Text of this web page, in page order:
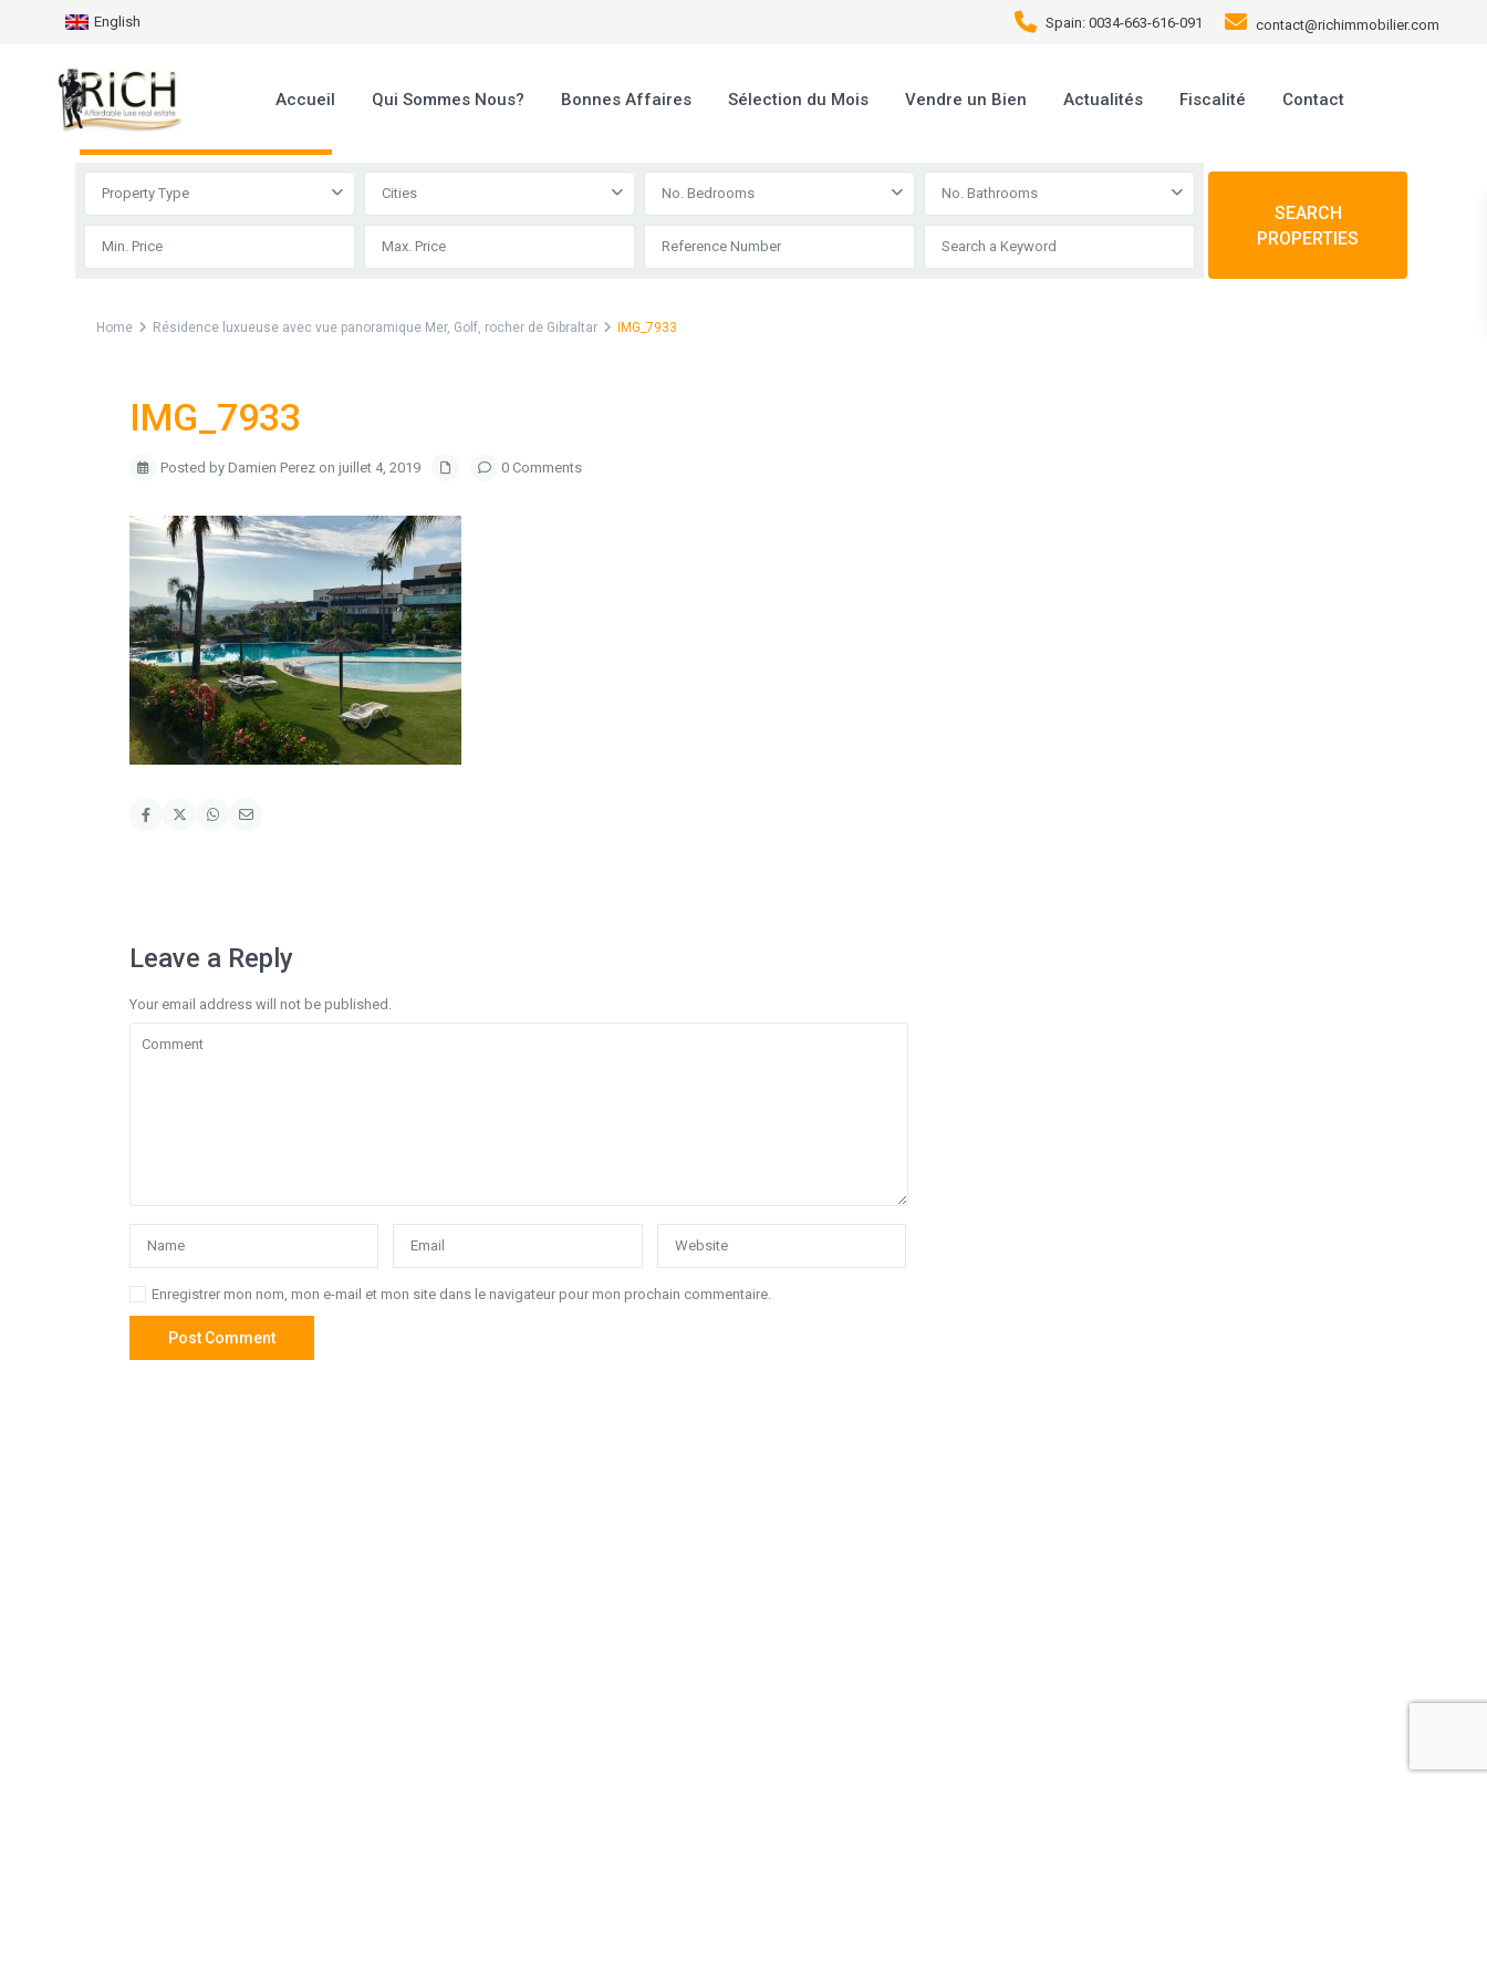
English Spain: 0034-663-616-091 contact@richimmobilier.com
Accueil Qui Sommes Nous? Bonnes Affaires Sélection du Mois Vendre un Bien Actualités Fiscalité
Contact
Advanced Search
Property Type Cities No. Bedrooms No. Bathrooms
SEARCH
PROPERTIES
Home Résidence luxueuse avec vue panoramique Mer, Golf, rocher de Gibraltar IMG_7933
IMG_7933
Posted by Damien Perez on juillet 4, 2019 0 Comments
Leave a Reply
Your email address will not be published.
Enregistrer mon nom, mon e-mail et mon site dans le navigateur pour mon prochain commentaire.